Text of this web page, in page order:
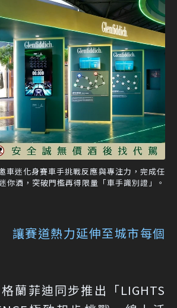
車迷化身賽車手挑戰反應與專注力，完成任
你酒，突破門檻再得限量「車手識別證」。
讓賽道熱力延伸至城市每個
蘭菲迪同步推出「LIGHTS